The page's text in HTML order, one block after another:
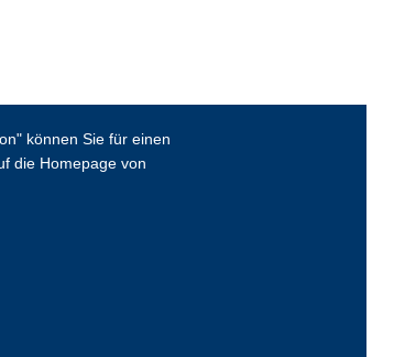
können Sie für einen
die Homepage von